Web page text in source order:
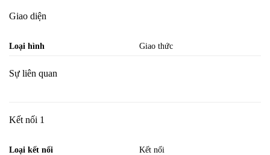
Giao diện
Loại hình Giao thức
Sự liên quan
Kết nối 1
Loại kết nối Kết nối